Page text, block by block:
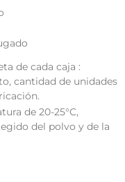
de cada caja :
cantidad de unidades
de 20-25°C,
del polvo y de la